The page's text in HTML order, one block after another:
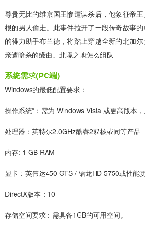
尊贵无比的维京国王惨遭谋杀后，他象征帝
根的男人偷走。此事件拉开了一段传奇故事
的得力助手布兰德，将踏上穿越全新的北加
亲遭暗杀的缘由。北境之地怎么组队
系统需求(PC端)
Windows的最低配置要求：
操作系统*：需为 Windows Vista 或更高版本，
处理器：英特尔2.0GHz酷睿2双核或同等产品
内存: 1 GB RAM
显卡：英伟达450 GTS / 镭龙HD 5750或性能
DirectX版本：10
存储空间要求：需具备1GB的可用空间。